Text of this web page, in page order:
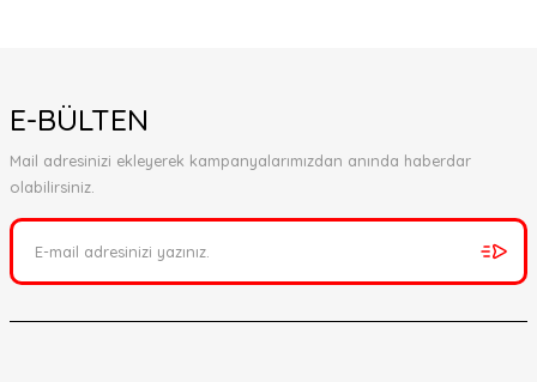
E-BÜLTEN
Mail adresinizi ekleyerek kampanyalarımızdan anında haberdar
olabilirsiniz.